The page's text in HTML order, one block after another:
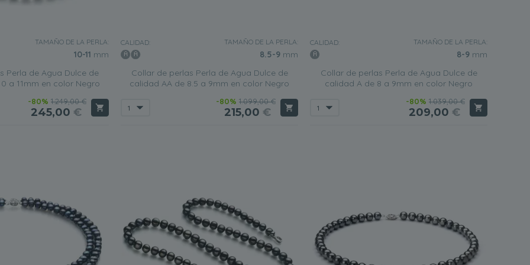
TAMAÑO DE LA PERLA:
10-11 mm
Perla de Agua Dulce de
a 11mm en color Negro
-80% 1.249,00 €
245,00 €
CALIDAD: TAMAÑO DE LA PERLA:
8.5-9 mm
Collar de perlas Perla de Agua Dulce de
calidad AA de 8.5 a 9mm en color Negro
-80% 1.099,00 €
215,00 €
CALIDAD: TAMAÑO DE LA PERLA:
8-9 mm
Collar de perlas Perla de Agua Dulce de
calidad A de 8 a 9mm en color Negro
-80% 1.039,00 €
209,00 €